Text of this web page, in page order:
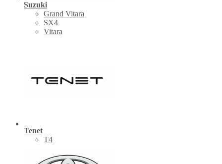
Suzuki
Grand Vitara
SX4
Vitara
Tenet
Т4